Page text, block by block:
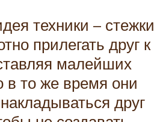
техники – стежки
прилегать друг к
малейших
в то же время они
друг